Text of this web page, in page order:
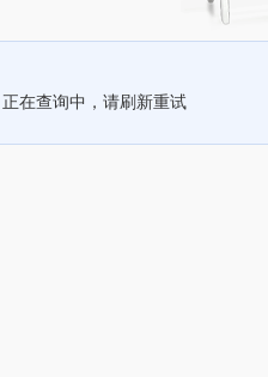
正在查询中，请刷新重试